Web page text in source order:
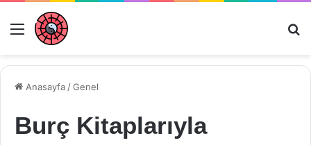
Menü
Anasayfa /Genel
Burç Kitaplarıyla